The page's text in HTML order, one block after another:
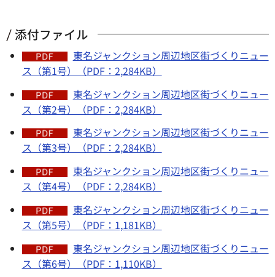
添付ファイル
東名ジャンクション周辺地区街づくりニュー
ス（第1号）（PDF：2,284KB）
東名ジャンクション周辺地区街づくりニュー
ス（第2号）（PDF：2,284KB）
東名ジャンクション周辺地区街づくりニュー
ス（第3号）（PDF：2,284KB）
東名ジャンクション周辺地区街づくりニュー
ス（第4号）（PDF：2,284KB）
東名ジャンクション周辺地区街づくりニュー
ス（第5号）（PDF：1,181KB）
東名ジャンクション周辺地区街づくりニュー
ス（第6号）（PDF：1,110KB）